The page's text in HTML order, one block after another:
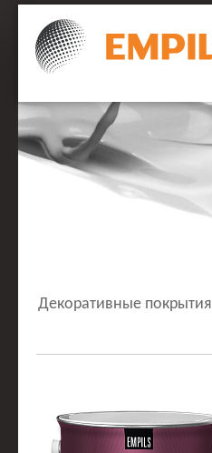
Декоративные покрытия